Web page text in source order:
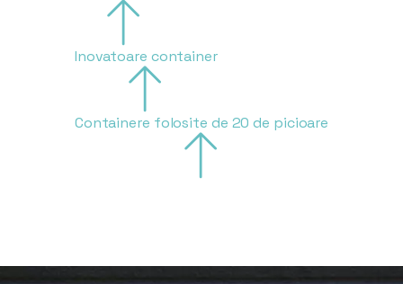
Inovatoare container
Containere folosite de 20 de picioare